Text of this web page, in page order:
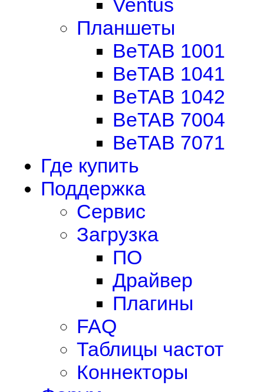
Ventus
Планшеты
BeTAB 1001
BeTAB 1041
BeTAB 1042
BeTAB 7004
BeTAB 7071
Где купить
Поддержка
Сервис
Загрузка
ПО
Драйвер
Плагины
FAQ
Таблицы частот
Коннекторы